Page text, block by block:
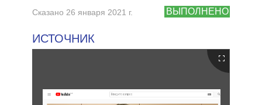
ВЫПОЛНЕНО
Сказано 26 января 2021 г.
ИСТОЧНИК